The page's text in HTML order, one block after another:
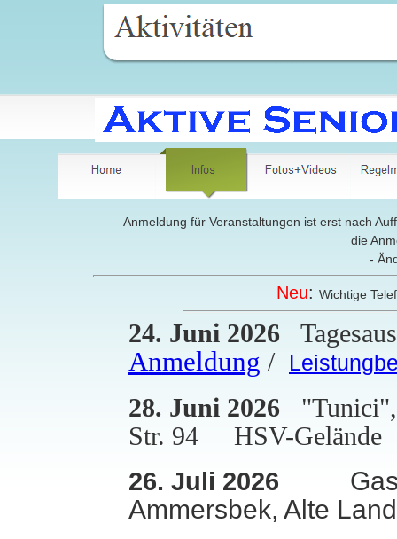
Anmeldung für Veranstaltungen ist erst nach
die
-
Neu:Wichtige
24. Juni 2026
Anmeldung /
28. Juni 2026
Str. 94 HSV-Gelände
26. Juli 2026
Ammersbek, Alte